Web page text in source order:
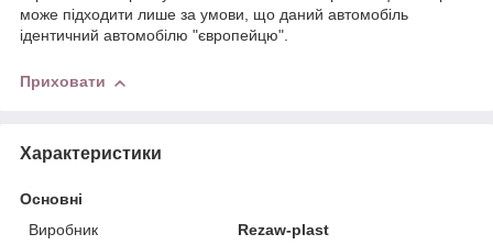
може підходити лише за умови, що даний автомобіль
ідентичний автомобілю "європейцю".
Приховати
Характеристики
Основні
Виробник
Rezaw-plast